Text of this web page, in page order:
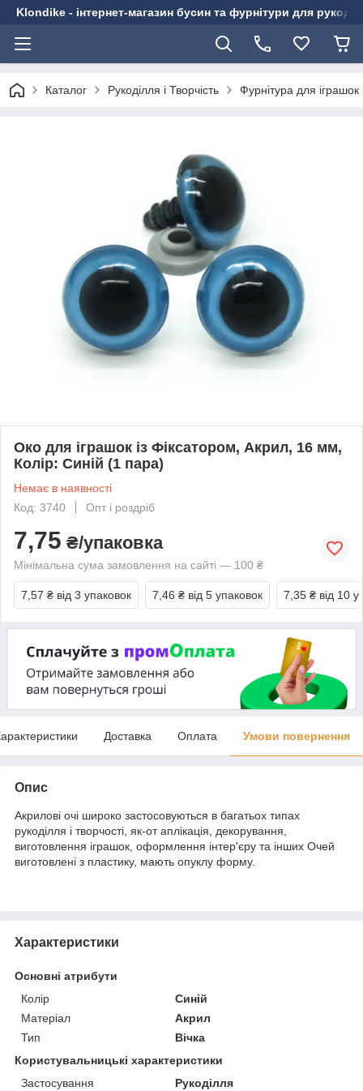
Klondike - інтернет-магазин бусин та фурнітури для
Каталог Рукоділля і Творчість Фурнітура для іграшок
Око для іграшок із Фіксатором, Акрил, 16 мм,
Колір: Синій (1 пара)
Немає в наявності
Код: 3740
Опт і роздріб
7,75 ₴/упаковка
Мінімальна сума замовлення на сайті — 100 ₴
7,57 ₴ від 3 упаковок 7,46 ₴ від 5 упаковок 7,35 ₴ від 10
Доставка Оплата Умови повернення
Опис
Акрилові очі широко застосовуються в багатьох типах
рукоділля і творчості, як-от аплікація, декорування,
виготовлення іграшок, оформлення інтер'єру та інших Очей
виготовлені з пластику, мають опуклу форму.
Характеристики
Основні атрибути
Колір
Синій
Матеріал
Акрил
Тип
Вічка
Користувальницькі характеристики
Застосування
Рукоділля